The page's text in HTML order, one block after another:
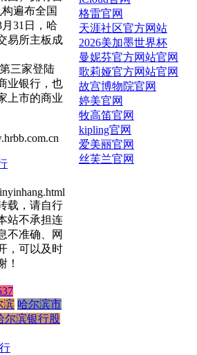
遍布全国
31日，哈
易所主板成
三家登陆
业银行，也
上市的商业
载，请自行
站不承担连
不准确、网
，可以及时
！
滨 哈尔滨市
尔滨银行股
格雷官网
天涯社区官方网站
2026美加墨世界杯
曼妮芬官方网站官网
歌莉娅官方网站官网
故宫博物院官网
婷美官网
牧高笛官网
kipling官网
爱美丽官网
丝芙兰官网